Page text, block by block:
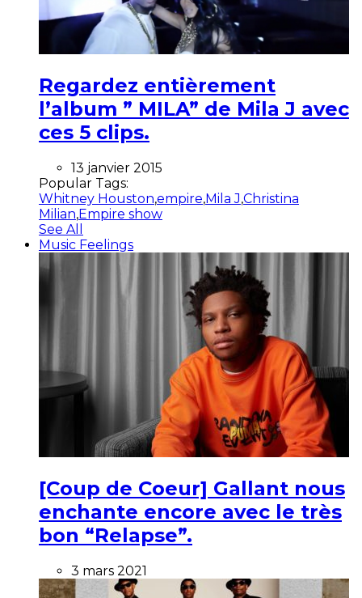
Regardez entièrement
l’album ” MILA” de Mila J avec
ces 5 clips.
13 janvier 2015
Popular Tags:
Whitney Houston,empire,Mila J,Christina
Milian,Empire show
See All
Music Feelings
[Coup de Coeur] Gallant nous
enchante encore avec le très
bon “Relapse”.
3 mars 2021